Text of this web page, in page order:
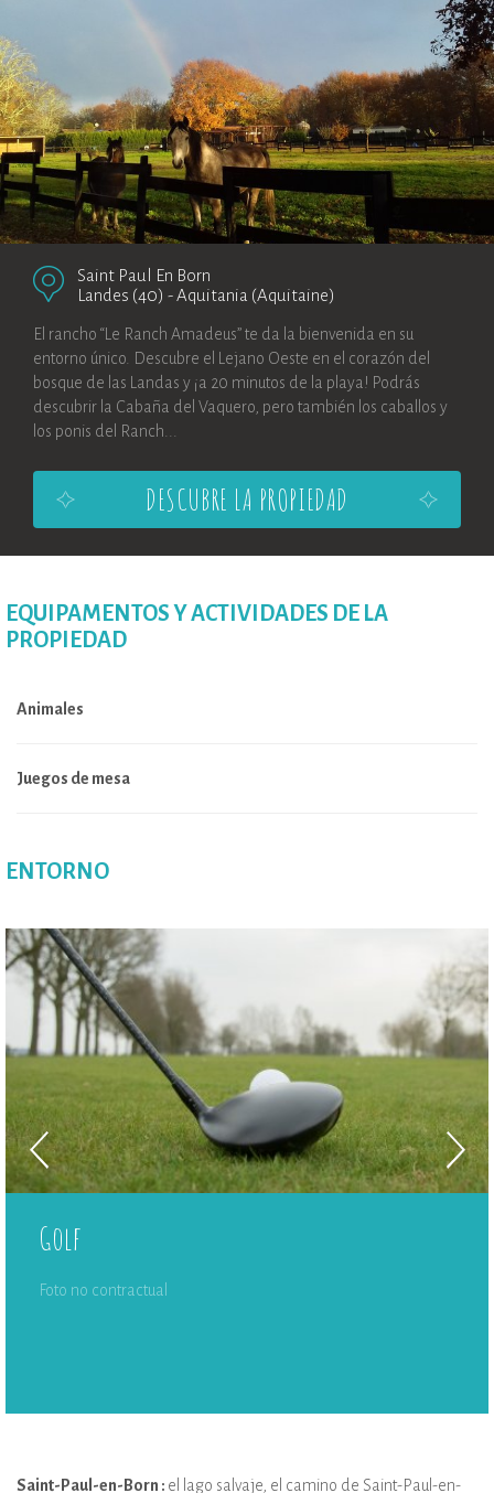
Saint Paul En Born
Landes (40) -Aquitania (Aquitaine)
El rancho “Le Ranch Amadeus” te da la bienvenida en su
entorno único. Descubre el Lejano Oeste en el corazón del
bosque de las Landas y ¡a 20 minutos de la playa! Podrás
descubrir la Cabaña del Vaquero, pero también los caballos y
los ponis del Ranch...
DESCUBRE LA PROPIEDAD
EQUIPAMENTOS Y ACTIVIDADES DE LA
PROPIEDAD
Animales
Juegos de mesa
ENTORNO
Golf
Foto no contractual
Saint-Paul-en-Born : el lago salvaje, el camino de Saint-Paul-en-